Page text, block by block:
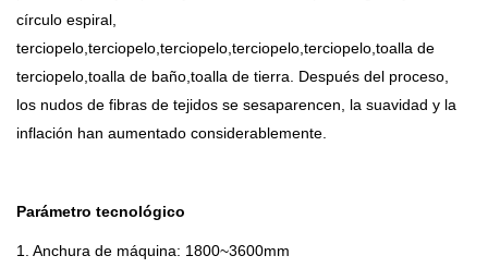
círculo espiral,
terciopelo,terciopelo,terciopelo,terciopelo,terciopelo,toalla de
terciopelo,toalla de baño,toalla de tierra. Después del proceso,
los nudos de fibras de tejidos se sesaparencen, la suavidad y la
inflación han aumentado considerablemente.
Parámetro tecnológico
1. Anchura de máquina: 1800~3600mm